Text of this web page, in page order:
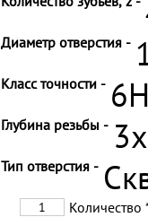
Диаметр отверстия -
Класс точности -
Глубина резьбы -
Тип отверстия -
Количество